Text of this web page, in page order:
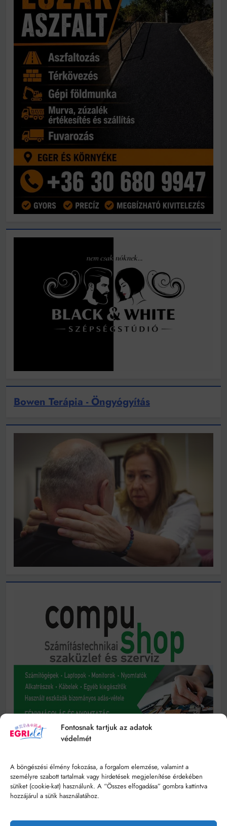
Fontosnak tartjuk az adatok
védelmét
A böngészési élmény fokozása, a forgalom elemzése, valamint a
személyre szabott tartalmak vagy hirdetések megjelenítése érdekében
sütiket (cookie-kat) használunk. A “Összes elfogadása” gombra kattintva
hozzájárul a sütik használatához.
Bowen Terápia - Öngyógyítás